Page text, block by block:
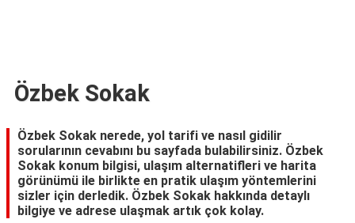
Özbek Sokak
Özbek Sokak nerede, yol tarifi ve nasıl gidilir
sorularının cevabını bu sayfada bulabilirsiniz. Özbek
Sokak konum bilgisi, ulaşım alternatifleri ve harita
görünümü ile birlikte en pratik ulaşım yöntemlerini
sizler için derledik. Özbek Sokak hakkında detaylı
bilgiye ve adrese ulaşmak artık çok kolay.